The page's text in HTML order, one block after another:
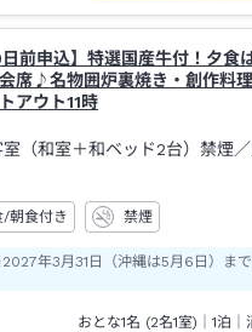
日前申込】特選国産牛付！夕食
席♪名物囲炉裏焼き・創作料
アウト11時
（和室＋和ベッド2台）禁煙
/朝食付き 禁煙
年3月31日（沖縄は5月6日）ま
おとな1名 (2名1室)｜1泊